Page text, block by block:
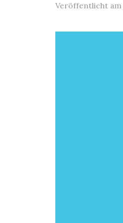
Veröffentlicht am